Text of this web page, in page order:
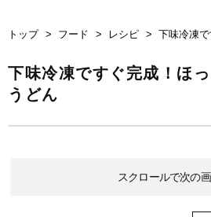
トップ フード レシピ 下味冷凍
下味冷凍ですぐ完成！ほ
うどん
スクロールで次の